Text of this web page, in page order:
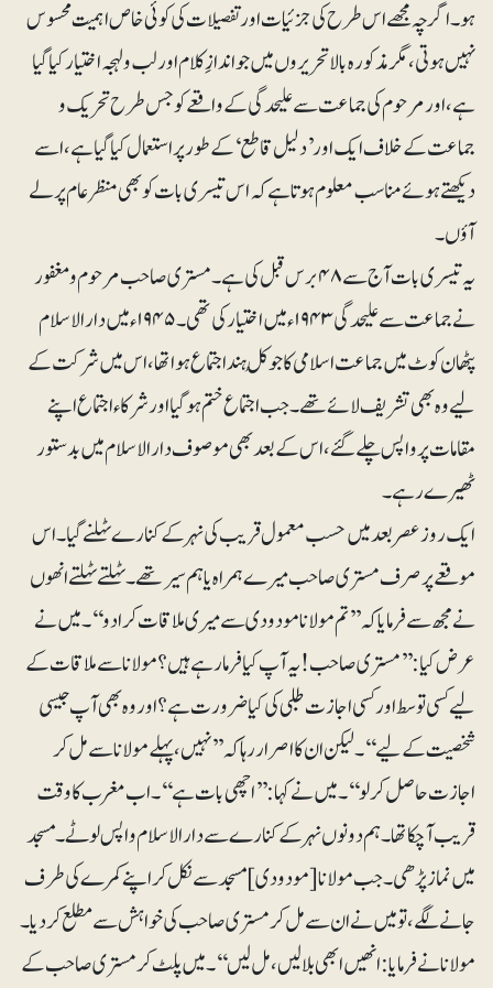
ہو۔ اگرچہ مجھے اس طرح کی جزئیات اور تفصیلات کی کوئی خاص اہمیت محسوس
نہیں ہوتی، مگر مذکورہ بالا تحریروں میں جو اندازِ کلام اور لب و لہجہ اختیار کیا گیا
ہے، اور مرحوم کی جماعت سے علیحدگی کے واقعے کو جس طرح تحریک و
جماعت کے خلاف ایک اور ’دلیل قاطع‘ کے طور پراستعمال کیا گیا ہے، اسے
دیکھتے ہوئے مناسب معلوم ہوتا ہے کہ اس تیسری بات کو بھی منظرعام پر لے
آؤں۔
یہ تیسری بات آج سے ۴۸برس قبل کی ہے۔ مستری صاحب مرحوم و مغفور
نے جماعت سے علیحدگی ۱۹۴۳ء میں اختیار کی تھی۔ ۱۹۴۵ء میں دارالاسلام
پٹھان کوٹ میں جماعت اسلامی کا جو کُل ہند اجتماع ہوا تھا، اس میں شرکت کے
لیے وہ بھی تشریف لائےتھے۔ جب اجتماع ختم ہوگیا اور شرکاء اجتماع اپنے
مقامات پر واپس چلے گئے، اس کے بعد بھی موصوف دارالاسلام میں بدستور
ٹھیرے رہے۔
ایک روز عصر بعد میں حسب معمول قریب کی نہر کے کنارے ٹہلنے گیا۔ اس
موقعے پر صرف مستری صاحب میرے ہمراہ یا ہم سیر تھے۔ ٹہلتے ٹہلتے انھوں
نے مجھ سے فرمایا کہ ’’تم مولانا مودودی سے میری ملاقات کرا دو‘‘۔میں نے
عرض کیا: ’’مستری صاحب! یہ آپ کیا فرما رہے ہیں؟ مولانا سے ملاقات کے
لیے کسی توسط اور کسی اجازت طلبی کی کیا ضرورت ہے؟ اور وہ بھی آپ جیسی
شخصیت کے لیے‘‘۔ لیکن ان کا اصراررہا کہ ’’نہیں، پہلے مولاناسے مل کر
اجازت حاصل کرلو‘‘۔ میں نے کہا: ’’اچھی بات ہے‘‘۔ اب مغرب کا وقت
قریب آچکا تھا۔ ہم دونوں نہر کے کنارے سے دارالاسلام واپس لوٹے۔ مسجد
میں نماز پڑھی۔ جب مولانا [مودودی] مسجد سے نکل کر اپنے کمر ےکی طرف
جانے لگے، تو میں نے ان سے مل کر مستری صاحب کی خواہش سے مطلع کر دیا۔
مولانا نے فرمایا: انھیں ابھی بلا لیں، مل لیں‘‘۔ میں پلٹ کر مستری صاحب کے